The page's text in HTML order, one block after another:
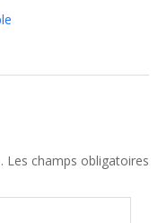
Les champs obligatoires